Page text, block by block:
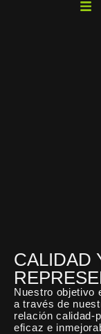
CALIDAD
Nuestro objetivo
a través de
relación calidad-
eficaz e